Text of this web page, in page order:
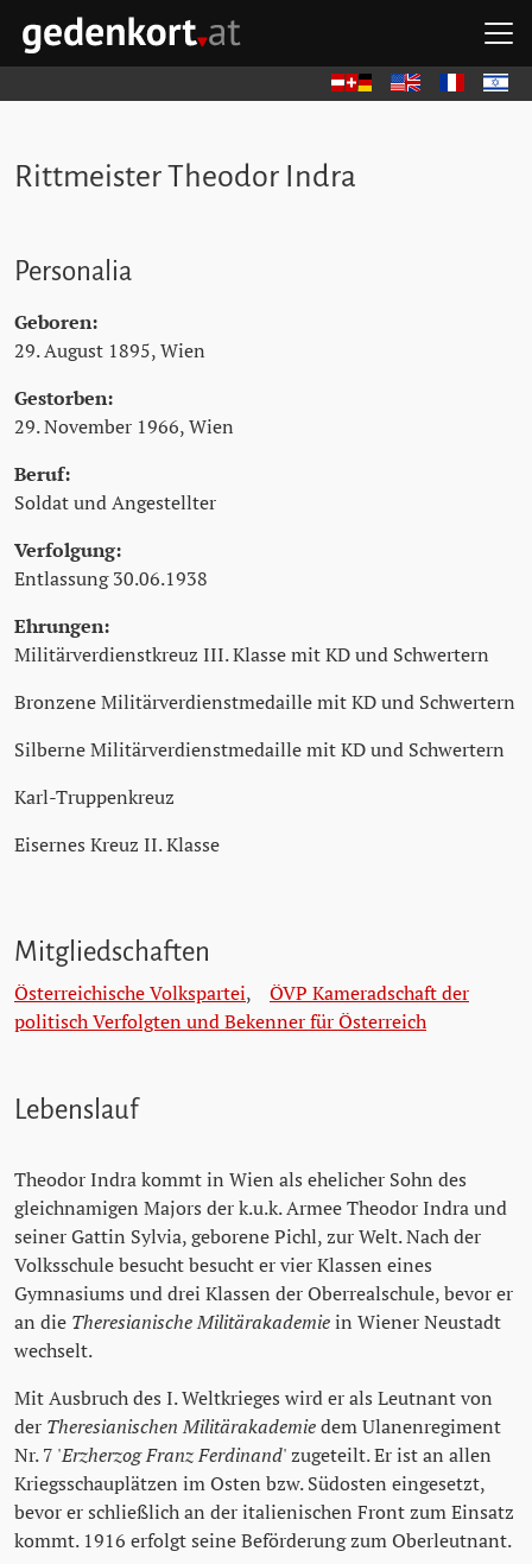
Zum Hauptinhalt springen
Zum Hauptmenü springen
Zu den Quicklinks springen
GEDENKORT - STARTSEITE
DeutschEnglish Français
עברית
Rittmeister Theodor Indra
Personalia
Geboren:
29. August 1895, Wien
Gestorben:
29. November 1966, Wien
Beruf:
Soldat und Angestellter
Verfolgung:
Entlassung 30.06.1938
Ehrungen:
Militärverdienstkreuz III. Klasse mit KD und Schwertern
Bronzene Militärverdienstmedaille mit KD und Schwertern
Silberne Militärverdienstmedaille mit KD und Schwertern
Karl-Truppenkreuz
Eisernes Kreuz II. Klasse
Mitgliedschaften
Österreichische Volkspartei, ÖVP Kameradschaft der
politisch Verfolgten und Bekenner für Österreich
Lebenslauf
Theodor Indra kommt in Wien als ehelicher Sohn des
gleichnamigen Majors der k.u.k. Armee Theodor Indra und
seiner Gattin Sylvia, geborene Pichl, zur Welt. Nach der
Volksschule besucht besucht er vier Klassen eines
Gymnasiums und drei Klassen der Oberrealschule, bevor er
an die Theresianische Militärakademiein Wiener Neustadt
wechselt.
Mit Ausbruch des I. Weltkrieges wird er als Leutnant von
der Theresianischen Militärakademiedem Ulanenregiment
Nr. 7 'Erzherzog Franz Ferdinand' zugeteilt. Er ist an allen
Kriegsschauplätzen im Osten bzw. Südosten eingesetzt,
bevor er schließlich an der italienischen Front zum Einsatz
kommt. 1916 erfolgt seine Beförderung zum Oberleutnant.